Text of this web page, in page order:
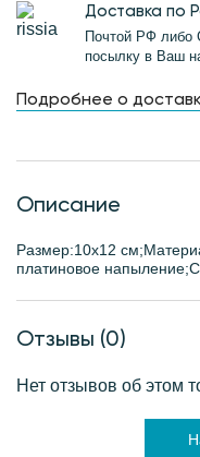
Доставка по
Почтой РФ либо
посылку в Ваш
Подробнее о
Описание
Размер:10х12
платиновое
Отзывы (0)
Нет отзывов об этом